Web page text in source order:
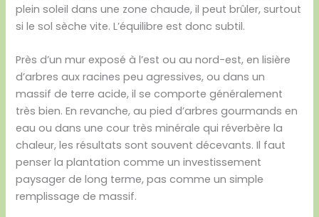
plein soleil dans une zone chaude, il peut brûler, surtout
si le sol sèche vite. L’équilibre est donc subtil.
Près d’un mur exposé à l’est ou au nord-est, en lisière
d’arbres aux racines peu agressives, ou dans un
massif de terre acide, il se comporte généralement
très bien. En revanche, au pied d’arbres gourmands en
eau ou dans une cour très minérale qui réverbère la
chaleur, les résultats sont souvent décevants. Il faut
penser la plantation comme un investissement
paysager de long terme, pas comme un simple
remplissage de massif.